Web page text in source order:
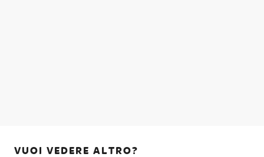
VUOI VEDERE ALTRO?